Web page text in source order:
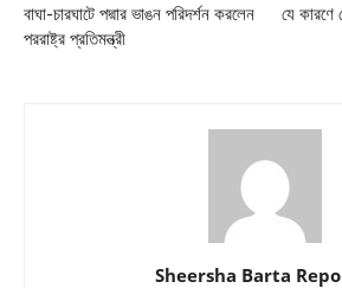
বাঘা-চারঘাটে পদ্মার ভাঙন পরিদর্শন করলেন
পররাষ্ট্র প্রতিমন্ত্রী
যে কারণে
Sheersha Barta